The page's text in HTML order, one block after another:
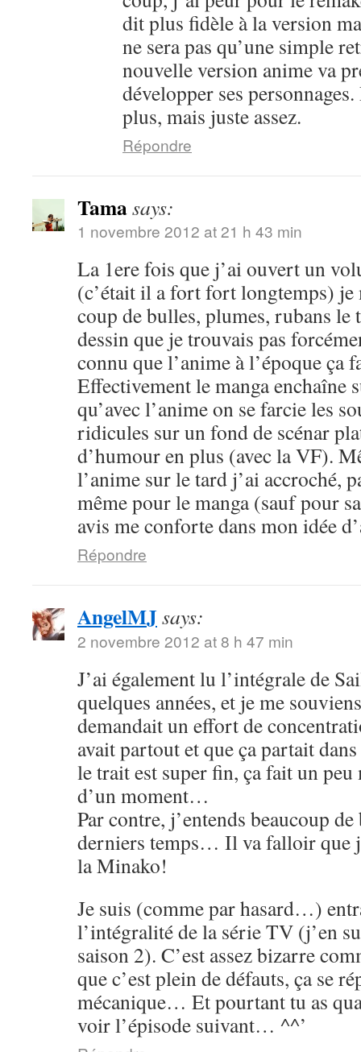
dit plus fidèle à la version
ne sera pas qu’une simple
nouvelle version anime va
développer ses
plus, mais juste assez.
Répondre
Tamasays:
1 novembre 2012 at 21 h 43 min
La 1ere fois que j’ai ouvert un
(c’était il a fort fort longtemps) je
coup de bulles, plumes, rubans le
dessin que je trouvais pas
connu que l’anime à l’époque ça
Effectivement le manga enchaîne
qu’avec l’anime on se farcie les
ridicules sur un fond de scénar
d’humour en plus (avec la VF).
l’anime sur le tard j’ai accroché,
même pour le manga (sauf pour
avis me conforte dans mon idée
Répondre
AngelMJsays:
2 novembre 2012 at 8 h 47 min
J’ai également lu l’intégrale de
quelques années, et je me
demandait un effort de
avait partout et que ça partait
le trait est super fin, ça fait un
d’un moment…
Par contre, j’entends beaucoup
derniers temps… Il va falloir que
la Minako!
Je suis (comme par hasard…)
l’intégralité de la série TV (j’en
saison 2). C’est assez bizarre
que c’est plein de défauts, ça se
mécanique… Et pourtant tu as
voir l’épisode suivant… ^^’